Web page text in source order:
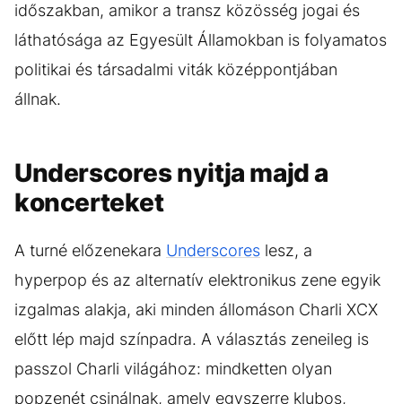
időszakban, amikor a transz közösség jogai és
láthatósága az Egyesült Államokban is folyamatos
politikai és társadalmi viták középpontjában
állnak.
Underscores nyitja majd a
koncerteket
A turné előzenekara Underscores lesz, a
hyperpop és az alternatív elektronikus zene egyik
izgalmas alakja, aki minden állomáson Charli XCX
előtt lép majd színpadra. A választás zeneileg is
passzol Charli világához: mindketten olyan
popzenét csinálnak, amely egyszerre klubos,